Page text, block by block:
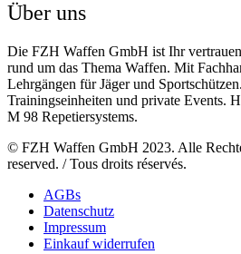
Über uns
Die FZH Waffen GmbH ist Ihr
rund um das Thema Waffen. Mit
Lehrgängen für Jäger und
Trainingseinheiten und private Events.
M 98 Repetiersystems.
© FZH Waffen GmbH 2023. Alle
reserved. / Tous droits réservés.
AGBs
Datenschutz
Impressum
Einkauf widerrufen